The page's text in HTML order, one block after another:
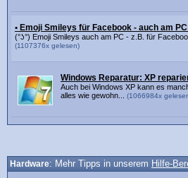
• Emoji Smileys für Facebook - auch am
(°ʖ°) Emoji Smileys auch am PC - z.B. für
(1107376x gelesen)
Windows Reparatur: XP
Auch bei Windows XP kann es
alles wie gewohn... (1066984x
Hardware: Mehr Tipps in unserem Hilfe-